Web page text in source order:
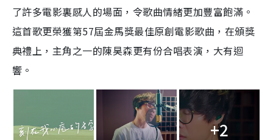
了許多電影裏感人的場面，令歌曲情緒更加豐富飽滿。
這首歌更榮獲第57屆金馬獎最佳原創電影歌曲，在頒獎
典禮上，主角之一的陳昊森更有份合唱表演，大有迴
響。
+2